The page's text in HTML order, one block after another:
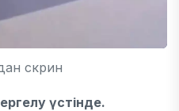
скрин
үстінде.